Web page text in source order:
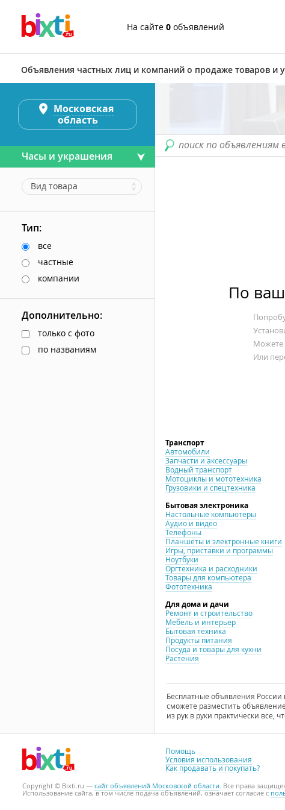
На сайте 0 объявлений
Объявления частных лиц и компаний о продаже товаров и
поиск по объявлениям
По
Можете
Или
Транспорт
Автомобили
Запчасти и аксессуары
Водный транспорт
Мотоциклы и мототехника
Грузовики и спецтехника
Бытовая электроника
Настольные компьютеры
Аудио и видео
Телефоны
Планшеты и электронные книги
Игры, приставки и программы
Ноутбуки
Оргтехника и расходники
Товары для компьютера
Фототехника
Для дома и дачи
Ремонт и строительство
Мебель и интерьер
Бытовая техника
Продукты питания
Посуда и товары для кухни
Растения
Бесплатные объявления России
сможете разместить
из рук в руки практически все,
Московская
область
Часы и украшения
Вид товара
Тип:
все
частные
компании
Дополнительно:
только с фото
по названиям
Помощь
Условия использования
Как продавать и покупать?
Copyright © Bixti.ru — сайт объявлений Московской области. Все права
Использование сайта, в том числе подача объявлений, означает согласие с